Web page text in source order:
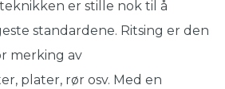
er stille nok til å
standardene. Ritsing er den
merking av
plater, rør osv. Med en